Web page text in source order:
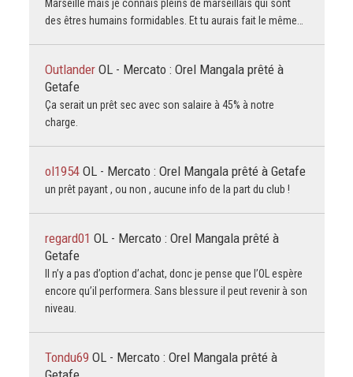
Marseille mais je connais pleins de marseillais qui sont
des êtres humains formidables. Et tu aurais fait le même…
Outlander OL - Mercato : Orel Mangala prêté à
Getafe
Ça serait un prêt sec avec son salaire à 45% à notre
charge.
ol1954 OL - Mercato : Orel Mangala prêté à Getafe
un prêt payant , ou non , aucune info de la part du club !
regard01 OL - Mercato : Orel Mangala prêté à
Getafe
Il n’y a pas d’option d’achat, donc je pense que l’OL espère
encore qu’il performera. Sans blessure il peut revenir à son
niveau.
Tondu69 OL - Mercato : Orel Mangala prêté à